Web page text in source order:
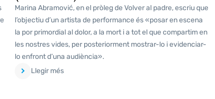
Marina Abramović, en el pròleg de Volver al padre, escriu que
l’objectiu d’un artista de performance és «posar en escena
la por primordial al dolor, a la mort i a tot el que compartim en
les nostres vides, per posteriorment mostrar-lo i evidenciar-
lo enfront d’una audiència».
Llegir més